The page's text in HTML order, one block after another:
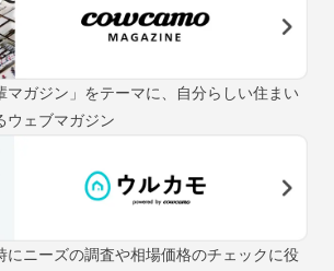
マガジン」をテーマに、自分らしい住まい
ウェブマガジン
にニーズの調査や相場価格のチェックに役